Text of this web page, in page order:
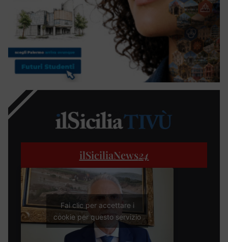
ilSiciliaNews24
Fai clic per accettare i
cookie per questo servizio